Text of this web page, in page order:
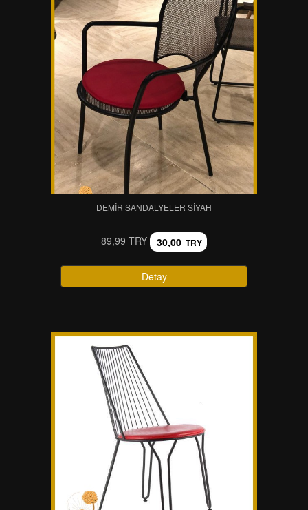
DEMIR SANDALYELER SIYAH
89,99 TRY 30,00 TRY
Detay